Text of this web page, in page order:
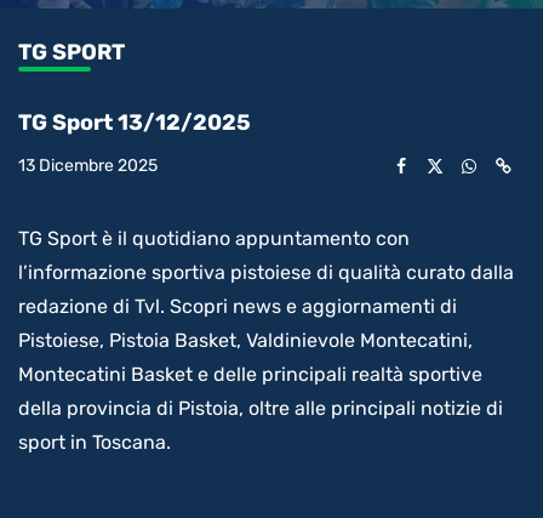
l’audio0.82%
in-
TG SPORT
TG Sport 13/12/2025
13 Dicembre 2025
TG Sport è il quotidiano appuntamento con
l’informazione sportiva pistoiese di qualità curato dalla
redazione di Tvl. Scopri news e aggiornamenti di
Pistoiese, Pistoia Basket, Valdinievole Montecatini,
Montecatini Basket e delle principali realtà sportive
della provincia di Pistoia, oltre alle principali notizie di
sport in Toscana.